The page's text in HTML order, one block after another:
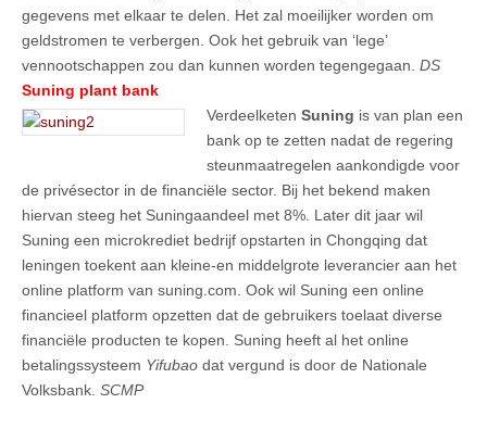
gegevens met elkaar te delen. Het zal moeilijker worden om
geldstromen te verbergen. Ook het gebruik van ‘lege’
vennootschappen zou dan kunnen worden tegengegaan. DS
Suning plant bank
Verdeelketen Suning is van plan een
bank op te zetten nadat de regering
steunmaatregelen aankondigde voor
de privésector in de financiële sector. Bij het bekend maken
hiervan steeg het Suningaandeel met 8%. Later dit jaar wil
Suning een microkrediet bedrijf opstarten in Chongqing dat
leningen toekent aan kleine-en middelgrote leverancier aan het
online platform van suning.com. Ook wil Suning een online
financieel platform opzetten dat de gebruikers toelaat diverse
financiële producten te kopen. Suning heeft al het online
betalingssysteem Yifubao dat vergund is door de Nationale
Volksbank. SCMP